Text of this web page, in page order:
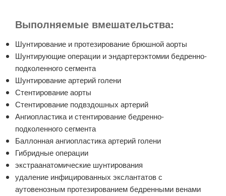
Выполняемые вмешательства:
Шунтирование и протезирование брюшной аорты
Шунтирующие операции и эндартерэктомии бедренно-
подколенного сегмента
Шунтирование артерий голени
Стентирование аорты
Стентирование подвздошных артерий
Ангиопластика и стентирование бедренно-
подколенного сегмента
Баллонная ангиопластика артерий голени
Гибридные операции
экстраанатомические шунтирования
удаление инфицированных экслантатов с
аутовенозным протезированием бедренными венами